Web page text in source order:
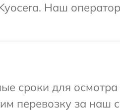
Наш
сроки для
перевозку за наш